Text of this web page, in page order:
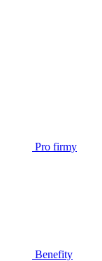
Pro firmy
Benefity